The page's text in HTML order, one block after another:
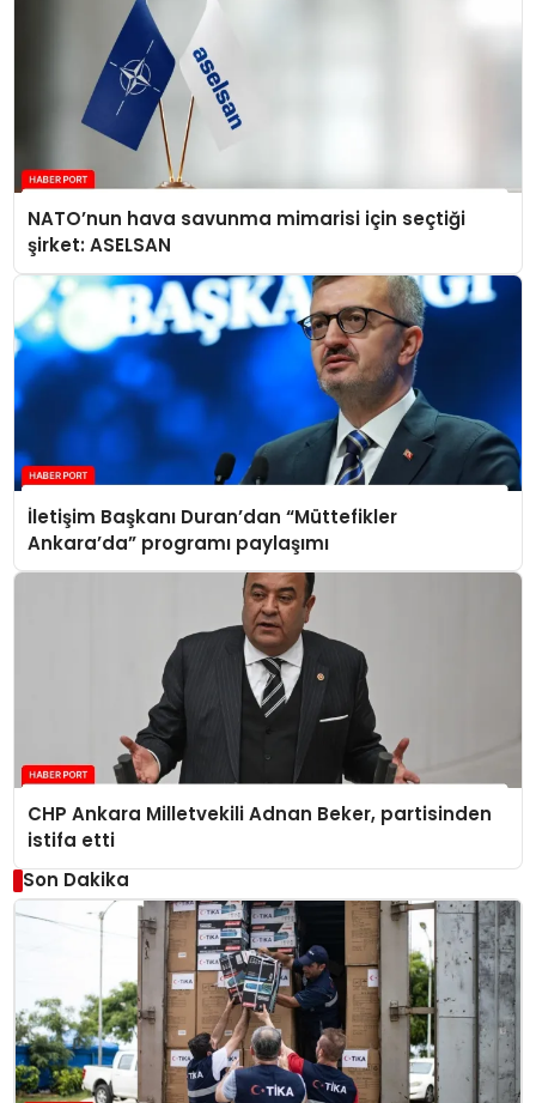
NATO’nun hava savunma mimarisi için seçtiği
şirket: ASELSAN
İletişim Başkanı Duran’dan “Müttefikler
Ankara’da” programı paylaşımı
CHP Ankara Milletvekili Adnan Beker, partisinden
istifa etti
Son Dakika